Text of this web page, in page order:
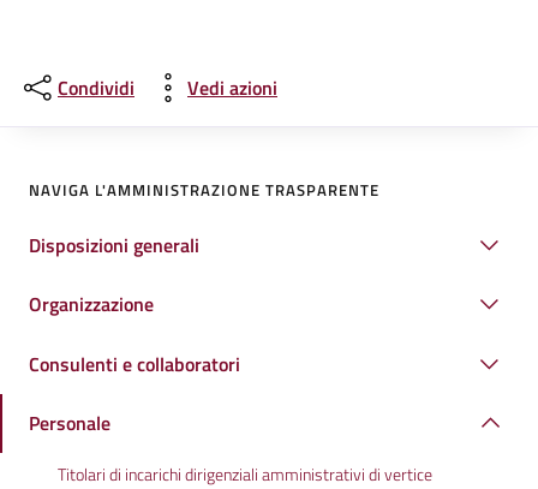
Condividi Vedi azioni
NAVIGA L'AMMINISTRAZIONE TRASPARENTE
Disposizioni generali
Organizzazione
Consulenti e collaboratori
Personale
Titolari di incarichi dirigenziali amministrativi di vertice